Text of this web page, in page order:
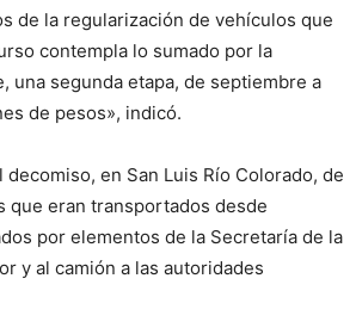
de la regularización de vehículos que
contempla lo sumado por la
una segunda etapa, de septiembre a
de pesos», indicó.
en San Luis Río Colorado, de
que eran transportados desde
por elementos de la Secretaría de la
y al camión a las autoridades